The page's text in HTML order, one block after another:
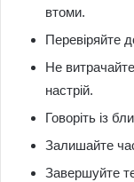
втоми.
Перевіряйте
Не
настрій.
Говоріть із
Залишайте
Завершуйте